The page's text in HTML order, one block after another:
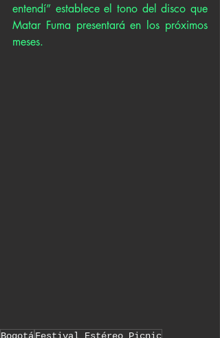
entendí” establece el tono del disco que
Matar Fuma presentará en los próximos
meses.